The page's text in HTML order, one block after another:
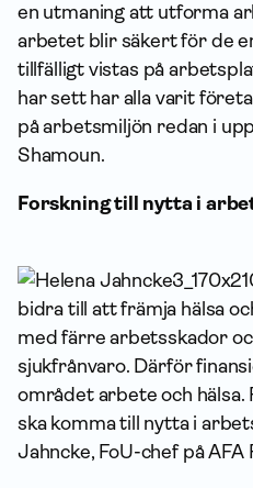
en utmaning att utforma
arbetet blir säkert för de
tillfälligt vistas på
har sett har alla varit
på arbetsmiljön redan i
Shamoun.
Forskning till nytta i
bidra till att främja hälsa
med färre arbetsskador
sjukfrånvaro. Därför
området arbete och hälsa.
ska komma till nytta i
Jahncke, FoU-chef på AFA